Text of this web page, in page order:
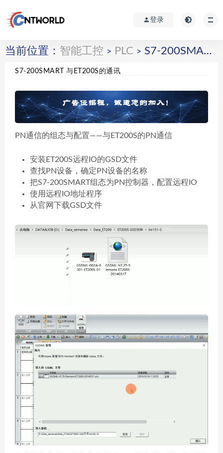
登录
当前位置： 智能工控 > PLC > S7-200SMART 与ET200S的通讯
S7-200SMART 与ET200S的通讯
PN通信的组态与配置——与ET200S的PN通信
安装ET200S远程IO的GSD文件
查找PN设备，确定PN设备的名称
把S7-200SMART组态为PN控制器，配置远程IO
使用远程IO地址程序
从官网下载GSD文件